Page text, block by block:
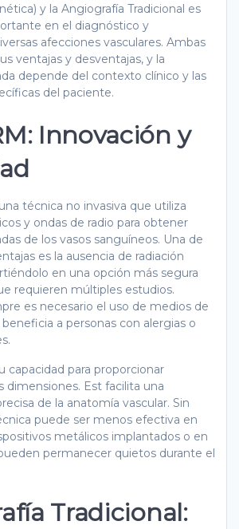
y la Angiografía Tradicional es
en el diagnóstico y
afecciones vasculares. Ambas
ventajas y desventajas, y la
depende del contexto clínico y las
del paciente.
Innovación y
técnica no invasiva que utiliza
y ondas de radio para obtener
de los vasos sanguíneos. Una de
es la ausencia de radiación
en una opción más segura
requieren múltiples estudios.
es necesario el uso de medios de
a personas con alergias o
capacidad para proporcionar
dimensiones. Est facilita una
de la anatomía vascular. Sin
puede ser menos efectiva en
metálicos implantados o en
permanecer quietos durante el
Tradicional: